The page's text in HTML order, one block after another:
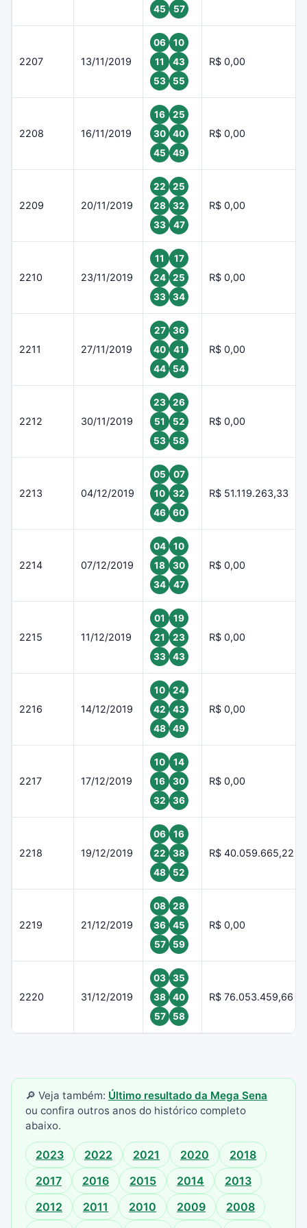
45 57
2207 13/11/2019
06
10
11
43
53
55
R$ 0,00
2208 16/11/2019
16
25
30
40
45
49
R$ 0,00
2209 20/11/2019
22
25
28
32
33
47
R$ 0,00
2210 23/11/2019
11
17
24
25
33
34
R$ 0,00
2211 27/11/2019
27
36
40
41
44
54
R$ 0,00
2212 30/11/2019
23
26
51
52
53
58
R$ 0,00
2213 04/12/2019
05
07
10
32
46
60
R$ 51.119.263,33
2214 07/12/2019
04
10
18
30
34
47
R$ 0,00
2215 11/12/2019
01
19
21
23
33
43
R$ 0,00
2216 14/12/2019
10
24
42
43
48
49
R$ 0,00
2217 17/12/2019
10
14
16
30
32
36
R$ 0,00
2218 19/12/2019
06
16
22
38
48
52
R$ 40.059.665,22
2219 21/12/2019
08
28
36
45
57
59
R$ 0,00
2220 31/12/2019
03
35
38
40
57
58
R$ 76.053.459,66
🔎 Veja também: Último resultado da Mega Sena
ou confira outros anos do histórico completo
abaixo.
2023 2022 2021 2020
2018
2017
2016 2015 2014
2013
2012
2011 2010 2009
2008